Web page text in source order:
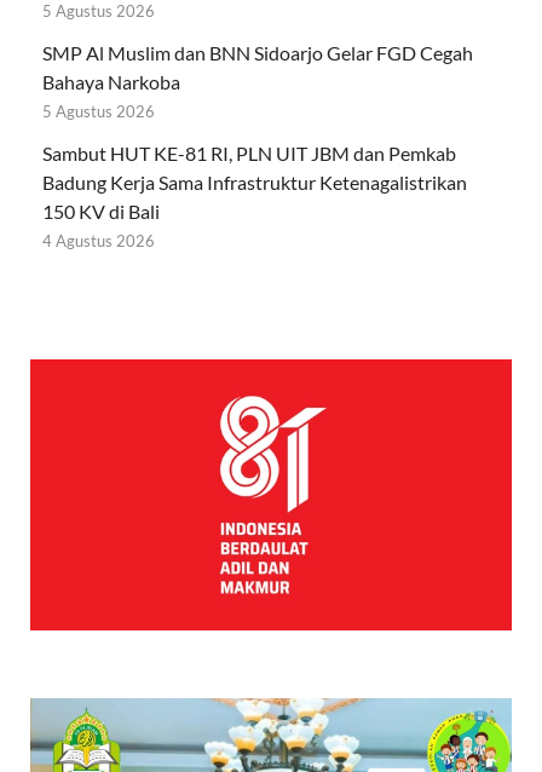
5 Agustus 2026
SMP Al Muslim dan BNN Sidoarjo Gelar FGD Cegah
Bahaya Narkoba
5 Agustus 2026
Sambut HUT KE-81 RI, PLN UIT JBM dan Pemkab
Badung Kerja Sama Infrastruktur Ketenagalistrikan
150 KV di Bali
4 Agustus 2026